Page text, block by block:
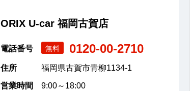
ORIX U-car 福岡古賀店
電話番号 無料 0120-00-2710
住所 福岡県古賀市青柳1134-1
営業時間 9:00～18:00